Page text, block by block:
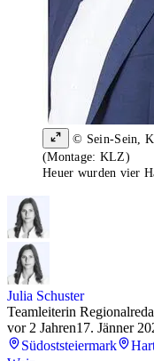
© Sein-Sein,
(Montage: KLZ)
Heuer wurden vier
Julia Schuster
Teamleiterin
vor 2 Jahren17. Jänner
Südoststeiermark